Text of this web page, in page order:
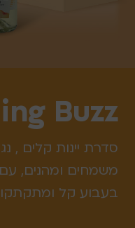
Buzz
סדרת יינות קלים ,
משמחים ומהנים, עם
בעבוע קל